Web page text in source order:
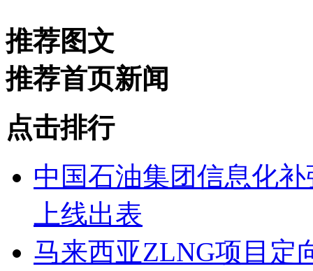
推荐图文
推荐首页新闻
点击排行
中国石油集团信息化
上线出表
马来西亚ZLNG项目定